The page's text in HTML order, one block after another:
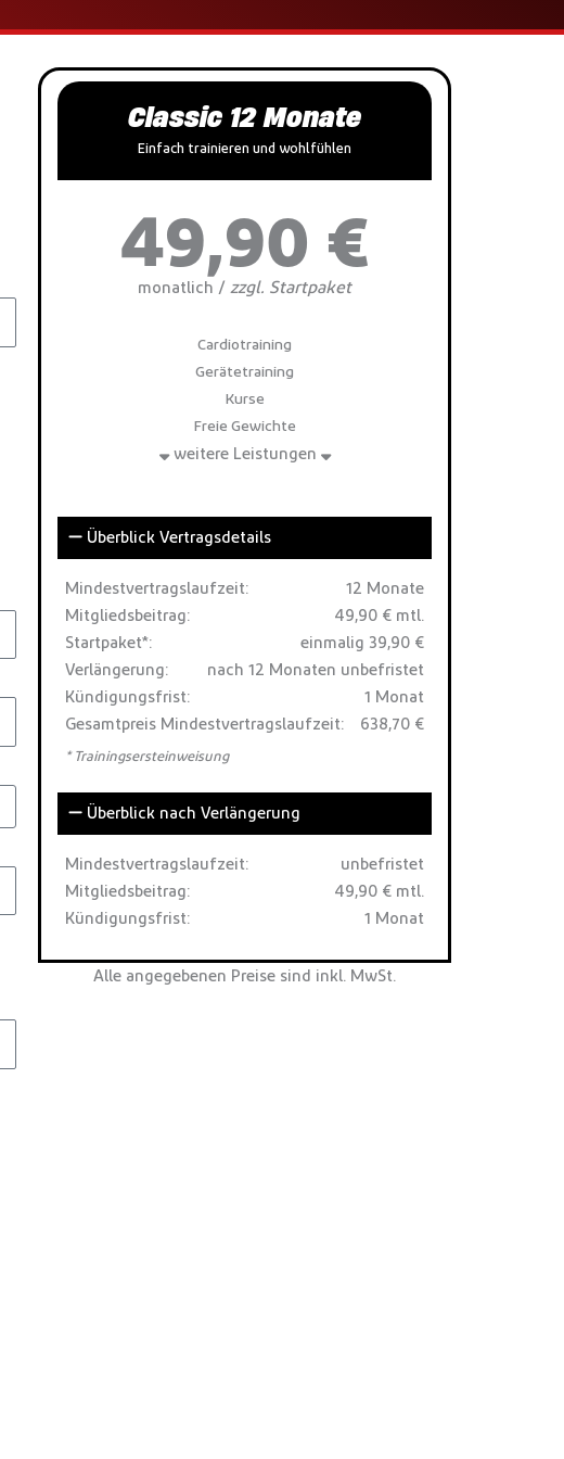
Classic 12 Monate
Einfach trainieren und wohlfühlen
49,90 €
monatlich /zzgl. Startpaket
Cardiotraining
Gerätetraining
Kurse
Freie Gewichte
weitere Leistungen
Überblick Vertragsdetails
Mindestvertragslaufzeit:
12 Monate
Mitgliedsbeitrag:
49,90 € mtl.
Startpaket*:
einmalig 39,90 €
Verlängerung:
nach 12 Monaten unbefristet
Kündigungsfrist:
1 Monat
Gesamtpreis Mindestvertragslaufzeit:
638,70 €
* Trainingsersteinweisung
Überblick nach Verlängerung
Mindestvertragslaufzeit:
unbefristet
Mitgliedsbeitrag:
49,90 € mtl.
Kündigungsfrist:
1 Monat
Alle angegebenen Preise sind inkl. MwSt.